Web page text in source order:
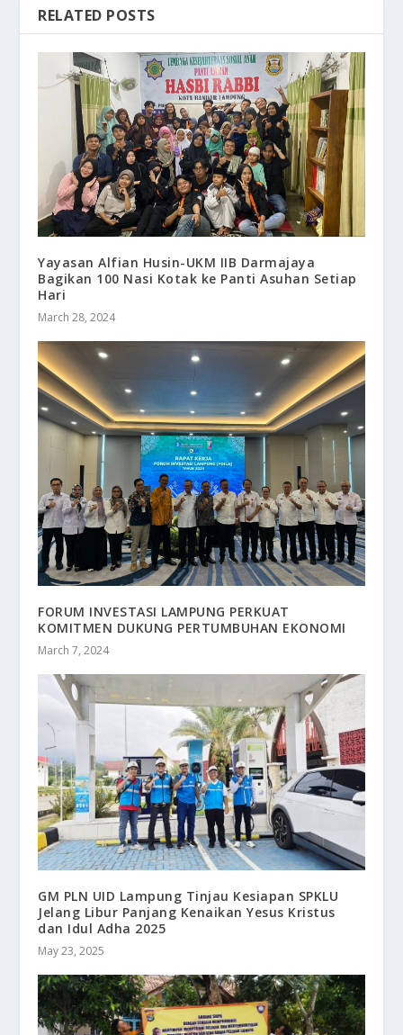
RELATED POSTS
Yayasan Alfian Husin-UKM IIB Darmajaya
Bagikan 100 Nasi Kotak ke Panti Asuhan Setiap
Hari
March 28, 2024
FORUM INVESTASI LAMPUNG PERKUAT
KOMITMEN DUKUNG PERTUMBUHAN EKONOMI
March 7, 2024
GM PLN UID Lampung Tinjau Kesiapan SPKLU
Jelang Libur Panjang Kenaikan Yesus Kristus
dan Idul Adha 2025
May 23, 2025